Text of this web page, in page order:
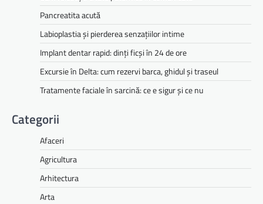
Pancreatita acută
Labioplastia și pierderea senzațiilor intime
Implant dentar rapid: dinți ficși în 24 de ore
Excursie în Delta: cum rezervi barca, ghidul și traseul
Tratamente faciale în sarcină: ce e sigur și ce nu
Categorii
Afaceri
Agricultura
Arhitectura
Arta